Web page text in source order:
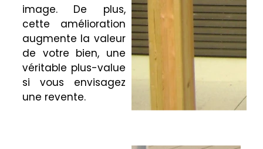
image. De plus,
cette amélioration
augmente la valeur
de votre bien, une
véritable plus-value
si vous envisagez
une revente.